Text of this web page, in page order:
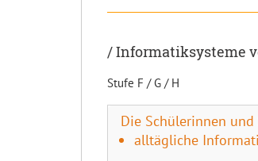
/ Informatiksysteme
Stufe F / G / H
Die Schülerinnen
alltägliche